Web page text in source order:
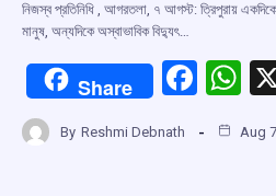
নিজস্ব প্রতিনিধি , আগরতলা, ৭ আগস্ট: ত্রিপুরায়
মানুষ, অন্যদিকে অস্বাভাবিক বিদ্যুৎ…
Share
F
ce
W
at
By Reshmi Debnath Aug